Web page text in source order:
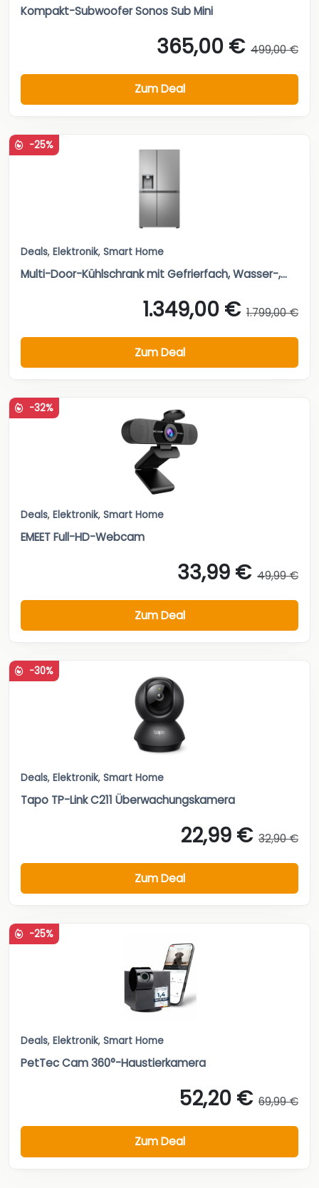
Kompakt-Subwoofer Sonos Sub Mini
365,00 € 499,00 €
Zum Deal
-25%
Deals, Elektronik, Smart Home
Multi-Door-Kühlschrank mit Gefrierfach, Wasser-,...
1.349,00 € 1.799,00 €
Zum Deal
-32%
Deals, Elektronik, Smart Home
EMEET Full-HD-Webcam
33,99 € 49,99 €
Zum Deal
-30%
Deals, Elektronik, Smart Home
Tapo TP-Link C211 Überwachungskamera
22,99 € 32,90 €
Zum Deal
-25%
Deals, Elektronik, Smart Home
PetTec Cam 360°-Haustierkamera
52,20 € 69,99 €
Zum Deal